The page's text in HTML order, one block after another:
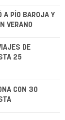
A PÍO BAROJA Y
VERANO
DE
25
CON 30